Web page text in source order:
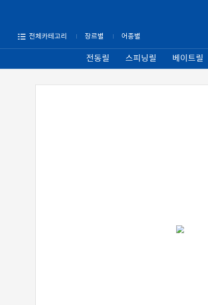
전체카테고리 장르별 어종별
전동릴 스피닝릴 베이트릴